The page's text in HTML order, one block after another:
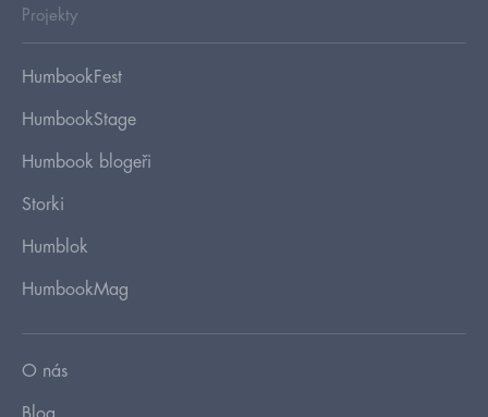
Projekty
HumbookFest
HumbookStage
Humbook blogeři
Storki
Humblok
HumbookMag
O nás